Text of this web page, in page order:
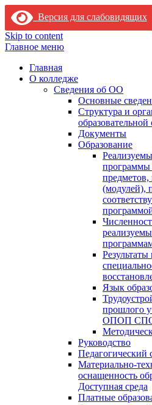
Версия для слабовидящих
Skip to content
Главное меню
Главная
О колледже
Сведения об ОО
Основные
Структура и
Документы
Образование
программы
(модулей),
Язык
прошлого
ОПОП СПО
Руководство
Педагогический
Материально-
оснащенность
Доступная среда
Платные